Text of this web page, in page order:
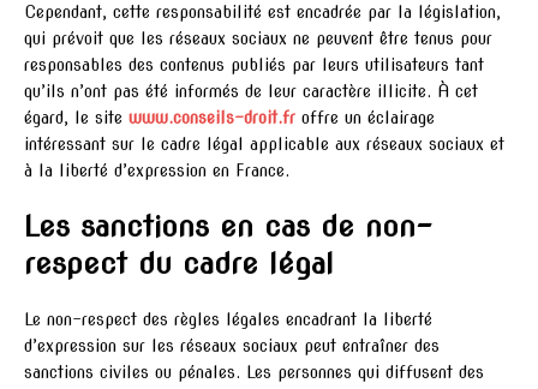
Cependant, cette responsabilité est encadrée par la législation,
qui prévoit que les réseaux sociaux ne peuvent être tenus pour
responsables des contenus publiés par leurs utilisateurs tant
qu’ils n’ont pas été informés de leur caractère illicite. À cet
égard, le site www.conseils-droit.fr offre un éclairage
intéressant sur le cadre légal applicable aux réseaux sociaux et
à la liberté d’expression en France.
Les sanctions en cas de non-
respect du cadre légal
Le non-respect des règles légales encadrant la liberté
d’expression sur les réseaux sociaux peut entraîner des
sanctions civiles ou pénales. Les personnes qui diffusent des